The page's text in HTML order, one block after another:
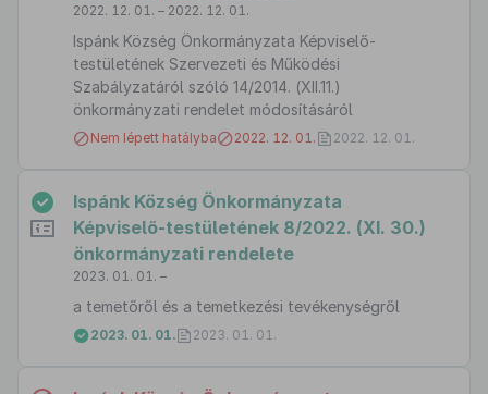
2022. 12. 01. – 2022. 12. 01.
Ispánk Község Önkormányzata Képviselő-
testületének Szervezeti és Működési
Szabályzatáról szóló 14/2014. (XII.11.)
önkormányzati rendelet módosításáról
Nem lépett hatályba 2022. 12. 01. 2022. 12. 01.
Ispánk Község Önkormányzata
Képviselő-testületének 8/2022. (XI. 30.)
önkormányzati rendelete
2023. 01. 01. –
a temetőről és a temetkezési tevékenységről
2023. 01. 01. 2023. 01. 01.